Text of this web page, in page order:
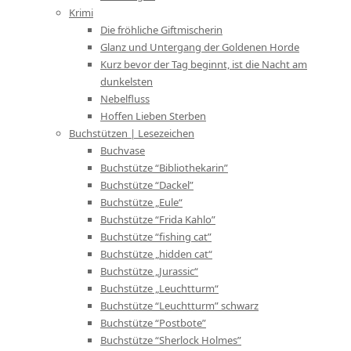
Krimi
Die fröhliche Giftmischerin
Glanz und Untergang der Goldenen Horde
Kurz bevor der Tag beginnt, ist die Nacht am
dunkelsten
Nebelfluss
Hoffen Lieben Sterben
Buchstützen | Lesezeichen
Buchvase
Buchstütze “Bibliothekarin”
Buchstütze “Dackel”
Buchstütze „Eule“
Buchstütze “Frida Kahlo”
Buchstütze “fishing cat”
Buchstütze „hidden cat“
Buchstütze „Jurassic“
Buchstütze „Leuchtturm“
Buchstütze “Leuchtturm” schwarz
Buchstütze “Postbote”
Buchstütze “Sherlock Holmes”